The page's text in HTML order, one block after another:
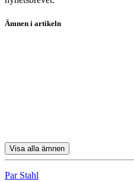
Ämnen i artikeln
Visa alla ämnen
Par Stahl